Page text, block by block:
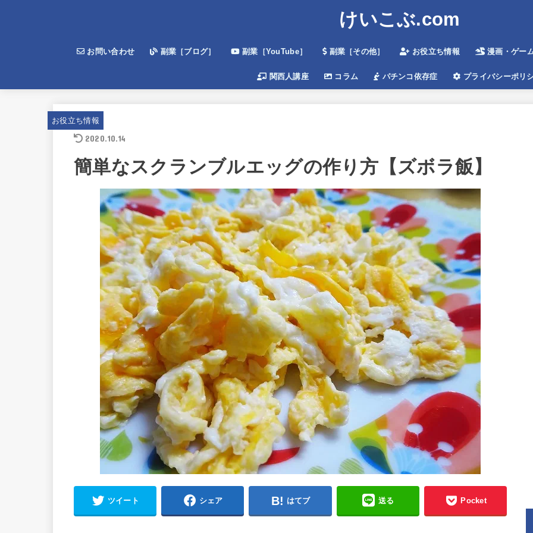
けいこぶ.com
お問い合わせ 副業［ブログ］ 副業［YouTube］ 副業［その他］ お役立ち情報 漫画・ゲー
関西人講座 コラム パチンコ依存症 プライバシーポリ
お役立ち情報
2020.10.14
簡単なスクランブルエッグの作り方【ズボラ飯】
ツイート シェア はてブ 送る Pocket